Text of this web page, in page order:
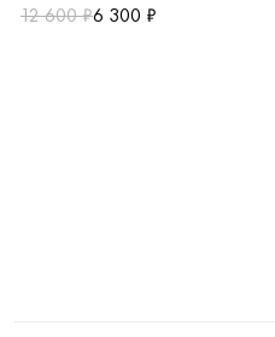
12 600 ₽6 300 ₽